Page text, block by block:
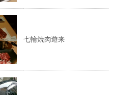
七輪焼肉遊来